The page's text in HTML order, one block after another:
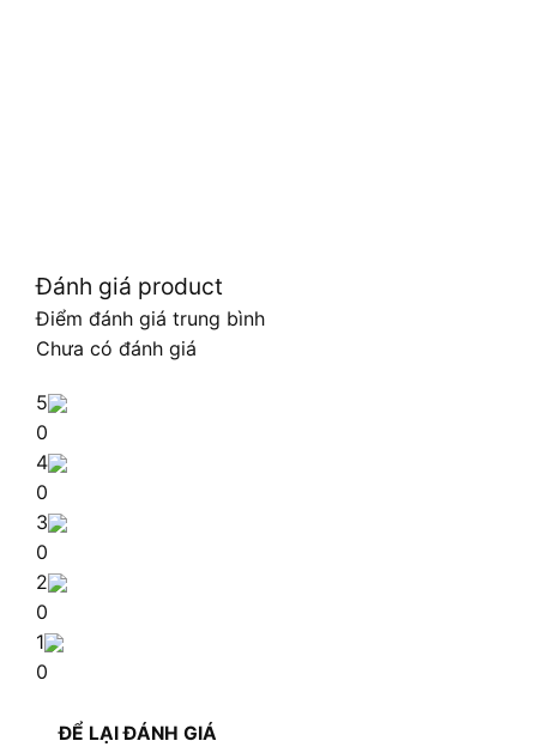
Đánh giá product
Điểm đánh giá trung bình
Chưa có đánh giá
5
0
4
0
3
0
2
0
1
0
ĐỂ LẠI ĐÁNH GIÁ